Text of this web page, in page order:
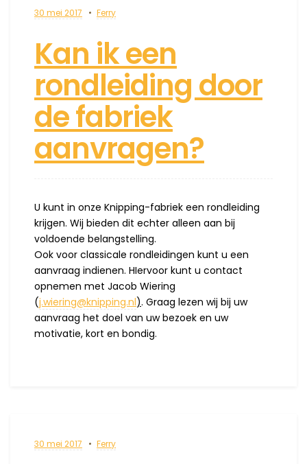
30 mei 2017 Ferry
Kan ik een
rondleiding door
de fabriek
aanvragen?
U kunt in onze Knipping-fabriek een rondleiding
krijgen. Wij bieden dit echter alleen aan bij
voldoende belangstelling.
Ook voor classicale rondleidingen kunt u een
aanvraag indienen. HIervoor kunt u contact
opnemen met Jacob Wiering
(j.wiering@knipping.nl). Graag lezen wij bij uw
aanvraag het doel van uw bezoek en uw
motivatie, kort en bondig.
30 mei 2017 Ferry